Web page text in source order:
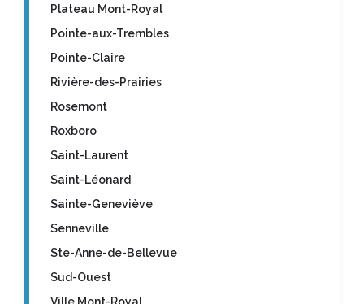
Plateau Mont-Royal
Pointe-aux-Trembles
Pointe-Claire
Rivière-des-Prairies
Rosemont
Roxboro
Saint-Laurent
Saint-Léonard
Sainte-Geneviève
Senneville
Ste-Anne-de-Bellevue
Sud-Ouest
Ville Mont-Royal